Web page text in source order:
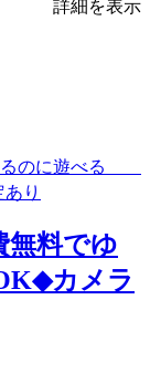
詳細を表示
無料でゆ
カメラ